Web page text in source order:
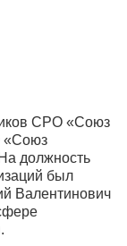
СРО «Союз
«Союз
должность
был
Валентинович